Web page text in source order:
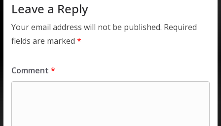
Leave a Reply
Your email address will not be published. Required
fields are marked *
Comment *